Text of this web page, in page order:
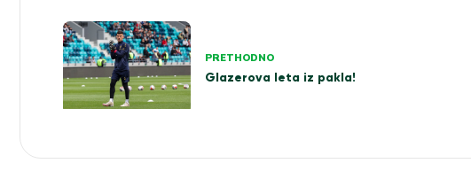
Kretanje
članka
PRETHODNO
Glazerova leta iz pakla!